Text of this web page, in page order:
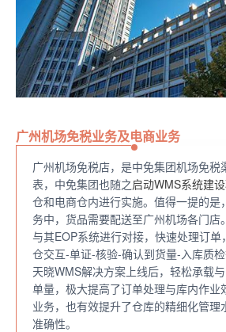
广州机场免税业务及电商业务
广州机场免税店，是中免集团机场免税
表，中免集团也随之启动WMS系统建设
仓和电商仓内进行实施。值得一提的是
务中，货品需要配送至广州机场各门店
与其EOP系统进行对接，快速处理订单
仓交互-单证-核验-确认到货量-入库质
天晓WMS解决方案上线后，轻松承载
单量，极大提高了订单处理与库内作业
业务，也有效提升了仓库的精细化管理
准确性。